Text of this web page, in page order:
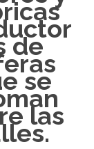
de
se
las